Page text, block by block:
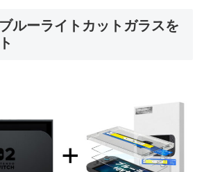
ルーライトカットガラスを